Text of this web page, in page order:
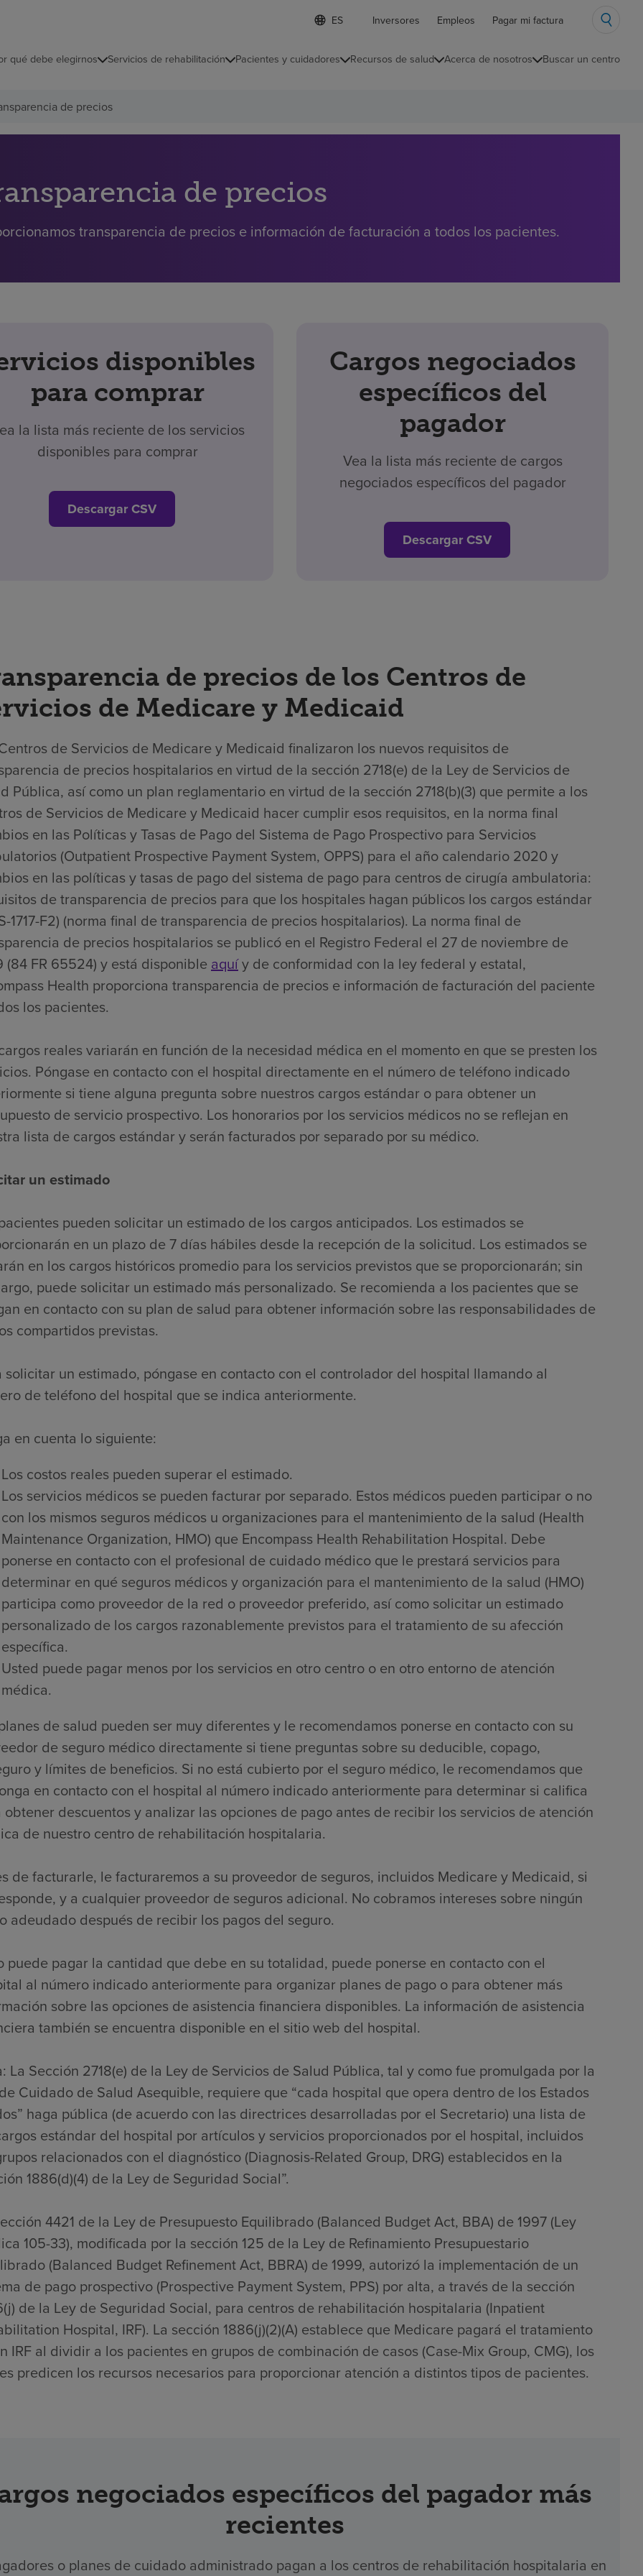
Lista
de
contraída
d
o
m
e
o
n
d
Inversores Empleos Pagar mi factura
qué debe elegirnos Servicios de rehabilitación Pacientes y cuidadores Recursos de salud Acerca de nosotros Buscar un centro
de precios
de precios
transparencia de precios e información de facturación a todos los pacientes.
disponibles
para comprar
la lista más reciente de los servicios
disponibles para comprar
Descargar CSV
Cargos negociados
específicos del
pagador
Vea la lista más reciente de cargos
negociados específicos del pagador
Descargar CSV
de precios de los Centros de
de Medicare y Medicaid
de Servicios de Medicare y Medicaid finalizaron los nuevos requisitos de
de precios hospitalarios en virtud de la sección 2718(e) de la Ley de Servicios de
Pública, así como un plan reglamentario en virtud de la sección 2718(b)(3) que permite a los
de Servicios de Medicare y Medicaid hacer cumplir esos requisitos, en la norma final
en las Políticas y Tasas de Pago del Sistema de Pago Prospectivo para Servicios
(Outpatient Prospective Payment System, OPPS) para el año calendario 2020 y
en las políticas y tasas de pago del sistema de pago para centros de cirugía ambulatoria:
de transparencia de precios para que los hospitales hagan públicos los cargos estándar
1717-F2) (norma final de transparencia de precios hospitalarios). La norma final de
de precios hospitalarios se publicó en el Registro Federal el 27 de noviembre de
(84 FR 65524) y está disponible aquíy de conformidad con la ley federal y estatal,
Health proporciona transparencia de precios e información de facturación del paciente
los pacientes.
reales variarán en función de la necesidad médica en el momento en que se presten los
Póngase en contacto con el hospital directamente en el número de teléfono indicado
si tiene alguna pregunta sobre nuestros cargos estándar o para obtener un
de servicio prospectivo. Los honorarios por los servicios médicos no se reflejan en
lista de cargos estándar y serán facturados por separado por su médico.
un estimado
pueden solicitar un estimado de los cargos anticipados. Los estimados se
en un plazo de 7 días hábiles desde la recepción de la solicitud. Los estimados se
en los cargos históricos promedio para los servicios previstos que se proporcionarán; sin
puede solicitar un estimado más personalizado. Se recomienda a los pacientes que se
en contacto con su plan de salud para obtener información sobre las responsabilidades de
compartidos previstas.
solicitar un estimado, póngase en contacto con el controlador del hospital llamando al
de teléfono del hospital que se indica anteriormente.
en cuenta lo siguiente:
Los costos reales pueden superar el estimado.
Los servicios médicos se pueden facturar por separado. Estos médicos pueden participar o no
con los mismos seguros médicos u organizaciones para el mantenimiento de la salud (Health
Maintenance Organization, HMO) que Encompass Health Rehabilitation Hospital. Debe
ponerse en contacto con el profesional de cuidado médico que le prestará servicios para
determinar en qué seguros médicos y organización para el mantenimiento de la salud (HMO)
participa como proveedor de la red o proveedor preferido, así como solicitar un estimado
personalizado de los cargos razonablemente previstos para el tratamiento de su afección
específica.
Usted puede pagar menos por los servicios en otro centro o en otro entorno de atención
médica.
de salud pueden ser muy diferentes y le recomendamos ponerse en contacto con su
de seguro médico directamente si tiene preguntas sobre su deducible, copago,
y límites de beneficios. Si no está cubierto por el seguro médico, le recomendamos que
en contacto con el hospital al número indicado anteriormente para determinar si califica
obtener descuentos y analizar las opciones de pago antes de recibir los servicios de atención
de nuestro centro de rehabilitación hospitalaria.
de facturarle, le facturaremos a su proveedor de seguros, incluidos Medicare y Medicaid, si
y a cualquier proveedor de seguros adicional. No cobramos intereses sobre ningún
adeudado después de recibir los pagos del seguro.
puede pagar la cantidad que debe en su totalidad, puede ponerse en contacto con el
al número indicado anteriormente para organizar planes de pago o para obtener más
sobre las opciones de asistencia financiera disponibles. La información de asistencia
también se encuentra disponible en el sitio web del hospital.
La Sección 2718(e) de la Ley de Servicios de Salud Pública, tal y como fue promulgada por la
Cuidado de Salud Asequible, requiere que “cada hospital que opera dentro de los Estados
haga pública (de acuerdo con las directrices desarrolladas por el Secretario) una lista de
estándar del hospital por artículos y servicios proporcionados por el hospital, incluidos
relacionados con el diagnóstico (Diagnosis-Related Group, DRG) establecidos en la
1886(d)(4) de la Ley de Seguridad Social”.
4421 de la Ley de Presupuesto Equilibrado (Balanced Budget Act, BBA) de 1997 (Ley
105-33), modificada por la sección 125 de la Ley de Refinamiento Presupuestario
(Balanced Budget Refinement Act, BBRA) de 1999, autorizó la implementación de un
de pago prospectivo (Prospective Payment System, PPS) por alta, a través de la sección
de la Ley de Seguridad Social, para centros de rehabilitación hospitalaria (Inpatient
Hospital, IRF). La sección 1886(j)(2)(A) establece que Medicare pagará el tratamiento
IRF al dividir a los pacientes en grupos de combinación de casos (Case-Mix Group, CMG), los
predicen los recursos necesarios para proporcionar atención a distintos tipos de pacientes.
negociados específicos del pagador más
recientes
o planes de cuidado administrado pagan a los centros de rehabilitación hospitalaria en